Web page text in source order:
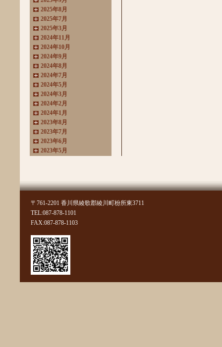
2025年8月
2025年7月
2025年3月
2024年11月
2024年10月
2024年9月
2024年8月
2024年7月
2024年5月
2024年3月
2024年2月
2024年1月
2023年8月
2023年7月
2023年6月
2023年5月
2022年10月
2022年7月
2022年6月
2022年4月
2022年3月
2022年2月
2022年1月
2021年11月
2021年10月
2021年9月
〒761-2201 香川県綾歌郡綾川町枌所東3711
TEL:087-878-1101
FAX:087-878-1103